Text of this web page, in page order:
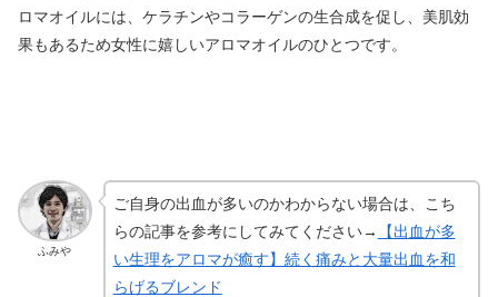
ロマオイルには、ケラチンやコラーゲンの生合成を促し、美肌効
果もあるため女性に嬉しいアロマオイルのひとつです。
ふみや
ご自身の出血が多いのかわからない場合は、こち
らの記事を参考にしてみてください→
【出血が多
い生理をアロマが癒す】続く痛みと大量出血を和
らげるブレンド